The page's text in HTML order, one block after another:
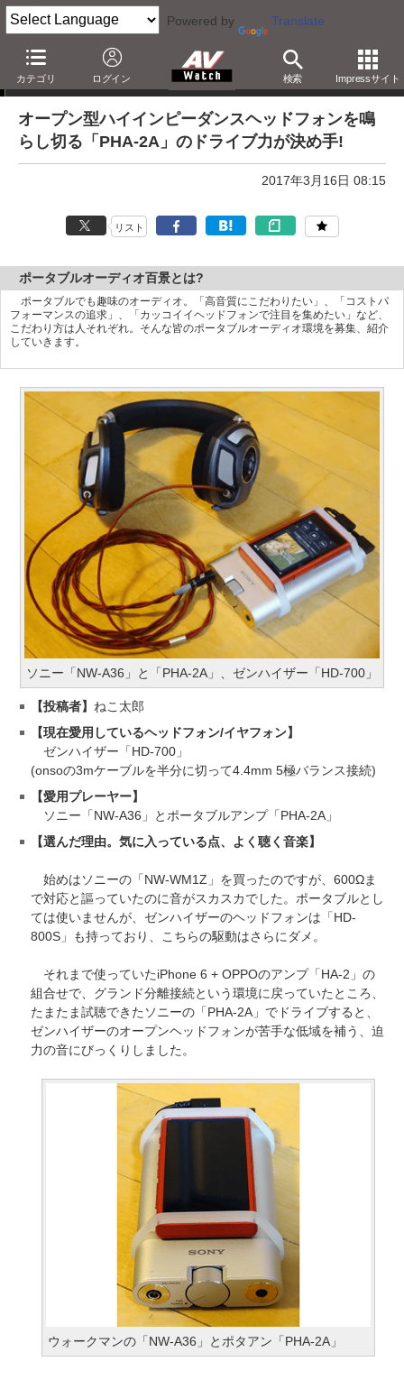
Powered by Translate
カテゴリ ログイン 検索 Impressサイト
ポータブルオーディオ百景
オープン型ハイインピーダンスヘッドフォンを鳴
らし切る「PHA-2A」のドライブ力が決め手!
2017年3月16日 08:15
リスト
ポータブルオーディオ百景とは?
ポータブルでも趣味のオーディオ。「高音質にこだわりたい」、「コストパ
フォーマンスの追求」、「カッコイイヘッドフォンで注目を集めたい」など、
こだわり方は人それぞれ。そんな皆のポータブルオーディオ環境を募集、紹介
していきます。
ソニー「NW-A36」と「PHA-2A」、ゼンハイザー「HD-700」
【投稿者】 ねこ太郎
【現在愛用しているヘッドフォン/イヤフォン】
ゼンハイザー「HD-700」
(onsoの3mケーブルを半分に切って4.4mm 5極バランス接続)
【愛用プレーヤー】
ソニー「NW-A36」とポータブルアンプ「PHA-2A」
【選んだ理由。気に入っている点、よく聴く音楽】
始めはソニーの「NW-WM1Z」を買ったのですが、600Ωま
で対応と謳っていたのに音がスカスカでした。ポータブルとし
ては使いませんが、ゼンハイザーのヘッドフォンは「HD-
800S」も持っており、こちらの駆動はさらにダメ。
それまで使っていたiPhone 6 + OPPOのアンプ「HA-2」の
組合せで、グランド分離接続という環境に戻っていたところ、
たまたま試聴できたソニーの「PHA-2A」でドライブすると、
ゼンハイザーのオープンヘッドフォンが苦手な低域を補う、迫
力の音にびっくりしました。
ウォークマンの「NW-A36」とポタアン「PHA-2A」